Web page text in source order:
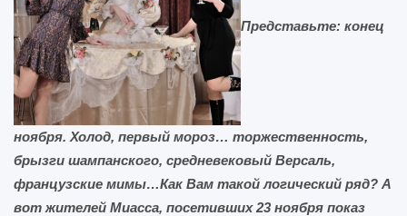
Представьте: конец
ноября. Холод, первый мороз… торжественность,
брызги шампанского, средневековый Версаль,
французские мимы…Как Вам такой логический ряд? А
вот жителей Миасса, посетивших 23 ноября показ